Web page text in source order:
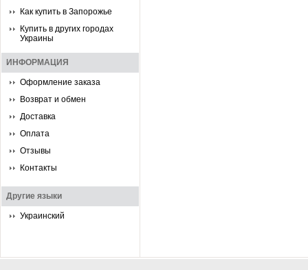
Как купить в Запорожье
Купить в других городах
Украины
ИНФОРМАЦИЯ
Оформление заказа
Возврат и обмен
Доставка
Оплата
Отзывы
Контакты
Другие языки
Украинский